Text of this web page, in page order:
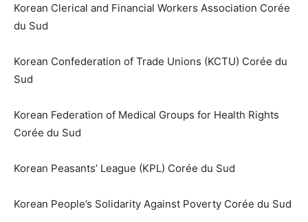
Korean Clerical and Financial Workers Association Corée
du Sud
Korean Confederation of Trade Unions (KCTU) Corée du
Sud
Korean Federation of Medical Groups for Health Rights
Corée du Sud
Korean Peasants’ League (KPL) Corée du Sud
Korean People’s Solidarity Against Poverty Corée du Sud